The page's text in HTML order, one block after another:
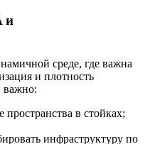
и
среде, где важна
и плотность
важно:
пространства в стойках;
инфраструктуру по